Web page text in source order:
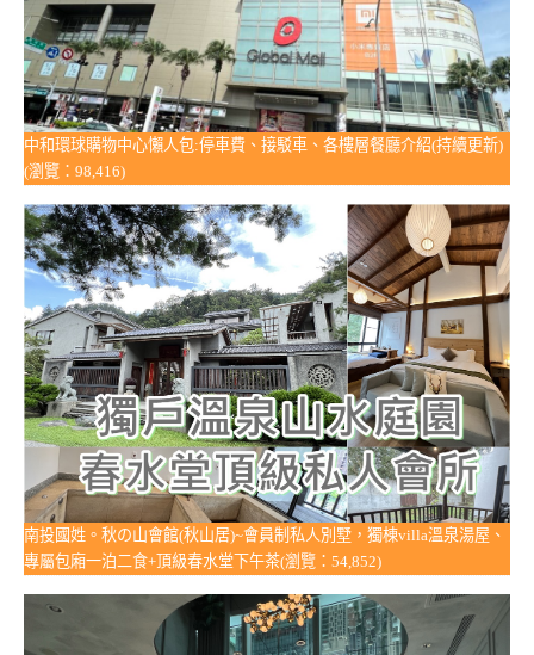
中和環球購物中心懶人包:停車費、接駁車、各樓層餐廳介紹(持續更新)
(瀏覽：98,416)
南投國姓。秋の山會館(秋山居)~會員制私人別墅，獨棟villa溫泉湯屋、
專屬包廂一泊二食+頂級春水堂下午茶(瀏覽：54,852)